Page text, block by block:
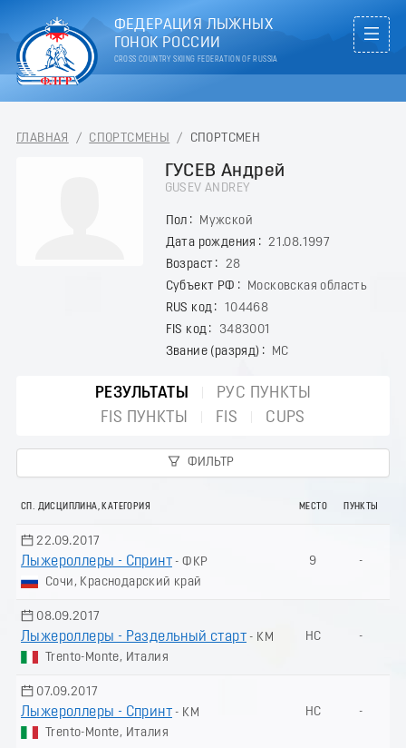
ФЕДЕРАЦИЯ ЛЫЖНЫХ
ГОНОК РОССИИ
CROSS COUNTRY SKIING FEDERATION OF RUSSIA
ГЛАВНАЯ / СПОРТСМЕНЫ / СПОРТСМЕН
ГУСЕВ Андрей
GUSEV ANDREY
Пол
Мужской
Дата рождения
21.08.1997
Возраст
28
Субъект РФ
Московская область
RUS код
104468
FIS код
3483001
Звание (разряд)
МС
РЕЗУЛЬТАТЫ
РУС ПУНКТЫ
FIS ПУНКТЫ
FIS CUPS
ФИЛЬТР
СП. ДИСЦИПЛИНА, КАТЕГОРИЯ МЕСТО ПУНКТЫ
22.09.2017
Лыжероллеры - Спринт - ФКР
Сочи, Краснодарский край
9 -
08.09.2017
Лыжероллеры - Раздельный старт - КМ
Trento-Monte, Италия
НС -
07.09.2017
Лыжероллеры - Спринт - КМ
Trento-Monte, Италия
НС -